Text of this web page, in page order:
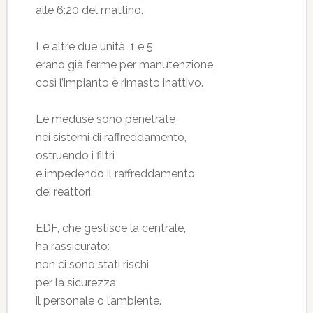
alle 6:20 del mattino.
Le altre due unità, 1 e 5,
erano già ferme per manutenzione,
così l’impianto è rimasto inattivo.
Le meduse sono penetrate
nei sistemi di raffreddamento,
ostruendo i filtri
e impedendo il raffreddamento
dei reattori.
EDF, che gestisce la centrale,
ha rassicurato:
non ci sono stati rischi
per la sicurezza,
il personale o l’ambiente.